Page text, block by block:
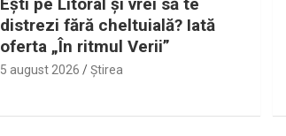
Eşti pe Litoral şi vrei să te
distrezi fără cheltuială? Iată
oferta „În ritmul Verii”
5 august 2026 Ştirea